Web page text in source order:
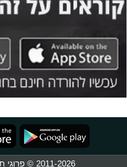
2011-2026 © פרוגי תקשורת בע"מ